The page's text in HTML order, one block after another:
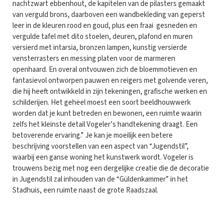
nachtzwart ebbenhout, de kapitelen van de pilasters gemaakt
van verguld brons, daarboven een wandbekleding van geperst
leer in de kleuren rood en goud, plus een fraai gesneden en
vergulde tafel met dito stoelen, deuren, plafond en muren
versierd met intarsia, bronzen lampen, kunstig versierde
vensterrasters en messing platen voor de marmeren
openhaard. En overal ontvouwen zich de bloemmotieven en
fantasievol ontworpen pauwen en reigers met golvende veren,
die hij heeft ontwikkeld in zijn tekeningen, grafische werken en
schilderijen. Het geheel moest een soort beeldhouwwerk
worden dat je kunt betreden en bewonen, een ruimte waarin
zelfs het kleinste detail Vogeler’s handtekening draagt. Een
betoverende ervaring.” Je kan je moeilijk een betere
beschrijving voorstellen van een aspect van “Jugendstil”,
waarbij een ganse woning het kunstwerk wordt. Vogeler is
trouwens bezig met nog een dergelijke creatie die de decoratie
in Jugendstil zal inhouden van de “Güldenkammer” in het
Stadhuis, een ruimte naast de grote Raadszaal.